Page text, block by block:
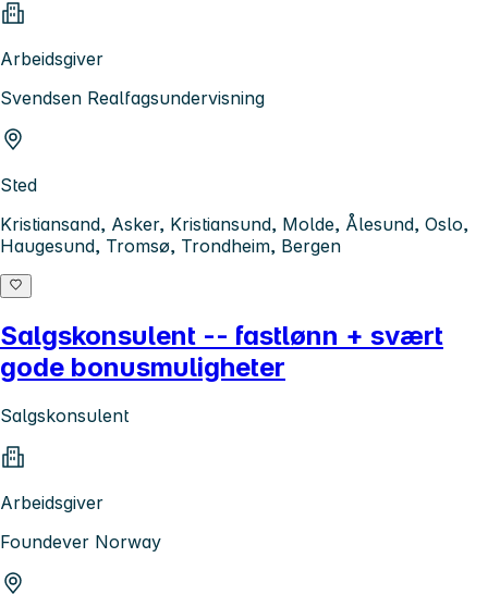
Arbeidsgiver
Svendsen Realfagsundervisning
Sted
Kristiansand, Asker, Kristiansund, Molde, Ålesund, Oslo,
Haugesund, Tromsø, Trondheim, Bergen
Salgskonsulent -- fastlønn + svært
gode bonusmuligheter
Salgskonsulent
Arbeidsgiver
Foundever Norway